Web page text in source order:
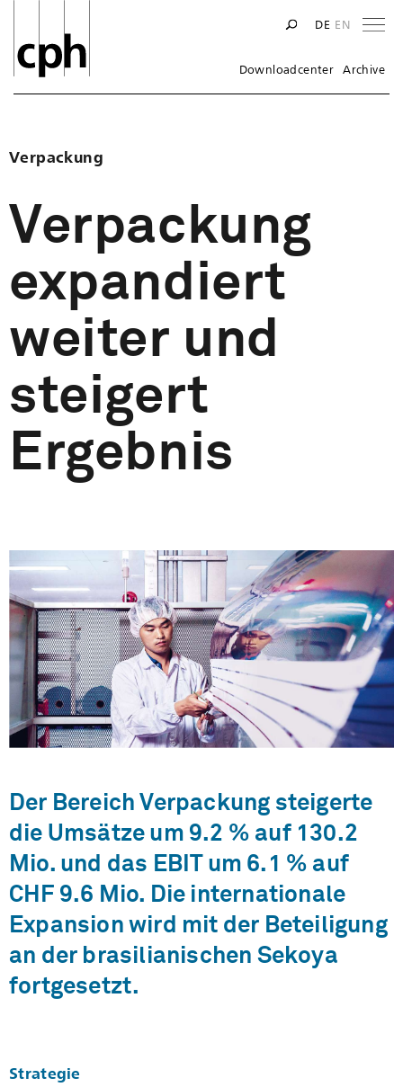
DE EN
Downloadcenter Archive
Verpackung
Verpackung
expandiert
weiter und
steigert
Ergebnis
Der Bereich Verpackung steigerte
die Umsätze um 9.2 % auf 130.2
Mio. und das EBIT um 6.1 % auf
CHF 9.6 Mio. Die internationale
Expansion wird mit der Beteiligung
an der brasilianischen Sekoya
fortgesetzt.
Strategie